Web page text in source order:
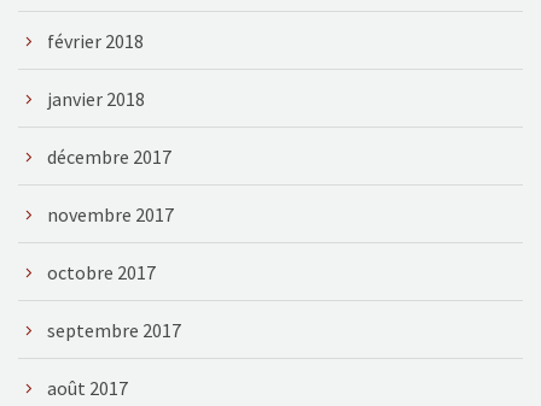
février 2018
janvier 2018
décembre 2017
novembre 2017
octobre 2017
septembre 2017
août 2017